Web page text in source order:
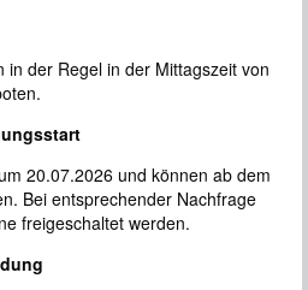
in der Regel in der Mittagszeit von
20.07.2026 und können ab dem
Bei entsprechender Nachfrage
freigeschaltet werden.